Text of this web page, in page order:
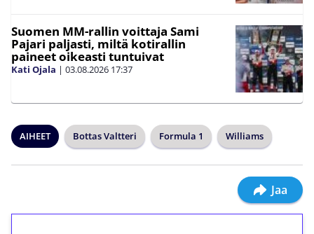
Suomen MM-rallin voittaja Sami
Pajari paljasti, miltä kotirallin
paineet oikeasti tuntuivat
Kati Ojala | 03.08.2026 17:37
AIHEET Bottas Valtteri Formula 1 Williams
Jaa